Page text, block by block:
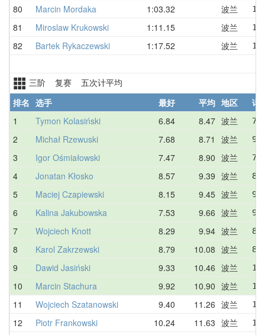
80 Marcin Mordaka 1:03.32 波兰
81 Miroslaw Krukowski 1:11.15 波兰
82 Bartek Rykaczewski 1:17.52 波兰
三阶 复赛 五次计平均
排名 选手 最好 平均 地区
详
1
Tymon Kolasiński 6.84 8.47 波兰
2 Michał Rzewuski 7.68 8.71 波兰
3 Igor Ośmiałowski 7.47 8.90 波兰
4 Jonatan Kłosko 8.57 9.39 波兰
5 Maciej Czapiewski 8.15 9.45 波兰
6 Kalina Jakubowska 7.53 9.66 波兰
7 Wojciech Knott 8.29 9.94 波兰
8 Karol Zakrzewski 8.79 10.08 波兰
9 Dawid Jasiński 9.33 10.46 波兰
10 Marcin Stachura 9.92 10.90 波兰
11 Wojciech Szatanowski 9.40 11.26 波兰
12 Piotr Frankowski 10.24 11.63 波兰